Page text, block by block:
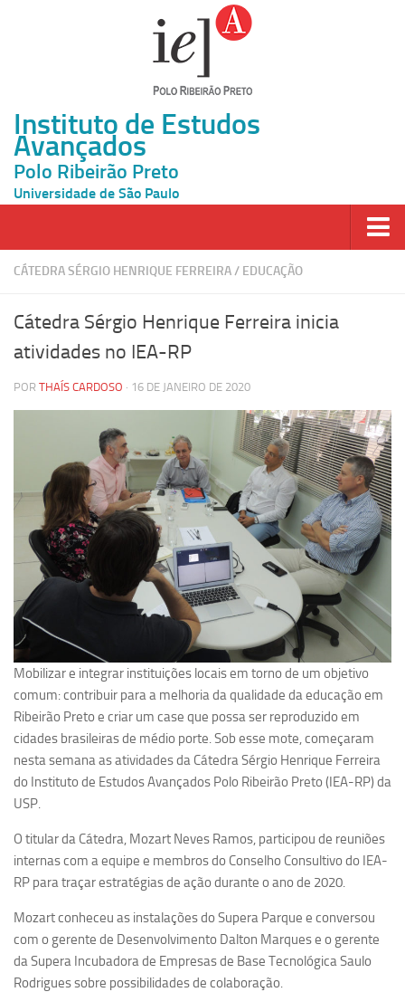
Instituto de Estudos
Avançados
Polo Ribeirão Preto
Universidade de São Paulo
Página Inicial
Inscrição
Grupos de Estudo
Carreira Docente de Impacto
Ciência, Arte, Educação e Sociedade: CienArtES
Grupo de Estudos Avançados em Tecnologia e Informação
em Saúde com foco em Populações Vulneráveis
(Confluencia)
Grupos de estudo encerrados
Grupos de Pesquisa
Criminologia Experimental e Segurança Pública
Direito e Tecnologia (Tech Law)
Grupo de Pesquisa GPUBLIC – Centro de Estudos em Gestão
e Políticas Públicas Contemporâneas
Grupos de pesquisa encerrados
Daniel Domingues dos Santos
Programas Ano Sabático Encerrados
Cristina Godoy Bernardo de Oliveira (FDRP)
Evandro Eduardo Seron Ruiz
CÁTEDRA SÉRGIO HENRIQUE FERREIRA/ EDUCAÇÃO
Cátedra Sérgio Henrique Ferreira inicia
atividades no IEA-RP
POR THAÍS CARDOSO · 16 DE JANEIRO DE 2020
Mobilizar e integrar instituições locais em torno de um objetivo
comum: contribuir para a melhoria da qualidade da educação em
Ribeirão Preto e criar um case que possa ser reproduzido em
cidades brasileiras de médio porte. Sob esse mote, começaram
nesta semana as atividades da Cátedra Sérgio Henrique Ferreira
do Instituto de Estudos Avançados Polo Ribeirão Preto (IEA-RP) da
USP.
O titular da Cátedra, Mozart Neves Ramos, participou de reuniões
internas com a equipe e membros do Conselho Consultivo do IEA-
RP para traçar estratégias de ação durante o ano de 2020.
Mozart conheceu as instalações do Supera Parque e conversou
com o gerente de Desenvolvimento Dalton Marques e o gerente
da Supera Incubadora de Empresas de Base Tecnológica Saulo
Rodrigues sobre possibilidades de colaboração.